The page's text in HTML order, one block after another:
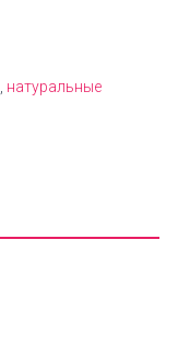
натуральные